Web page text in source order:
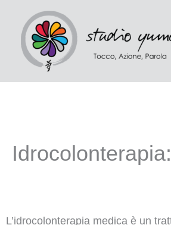
contenuto
L’idrocolonterapia medica è un